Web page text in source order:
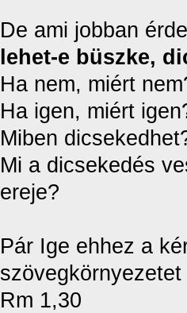
De ami jobban
lehet-e büszke,
Ha nem, miért
Ha igen, miért
Miben
Mi a dicsekedés
ereje?
Pár Ige ehhez a
Rm 1,30